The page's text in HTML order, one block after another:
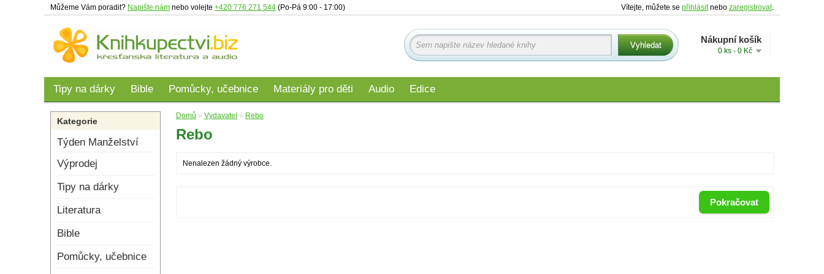
Můžeme Vám poradit? Napište nám nebo volejte +420 776 271 544 (Po-Pá 9:00 - 17:00) Vítejte, můžete se přihlásitnebo zaregistrovat.
Nákupní košík
0 ks - 0 Kč
Tipy na dárky Bible Pomůcky, učebnice Materiály pro děti Audio Edice
Kategorie
Týden Manželství
Výprodej
Tipy na dárky
Literatura
Bible
Pomůcky, učebnice
Domů » Vydavatel » Rebo
Rebo
Nenalezen žádný výrobce.
Pokračovat